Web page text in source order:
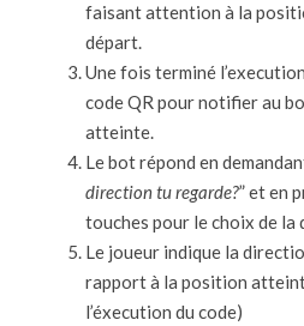
faisant attention à la
départ.
Une fois terminé
code QR pour notifier au
atteinte.
Le bot répond en
direction tu regarde?” et en
touches pour le choix de la
Le joueur indique la
rapport à la position
l’éxecution du code)